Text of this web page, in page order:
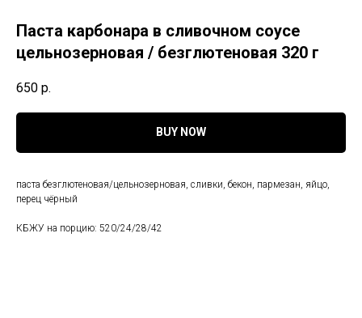
Паста карбонара в сливочном соусе
цельнозерновая / безглютеновая 320 г
650 р.
BUY NOW
паста безглютеновая/цельнозерновая, сливки, бекон, пармезан, яйцо,
перец чёрный
КБЖУ на порцию: 520/24/28/42